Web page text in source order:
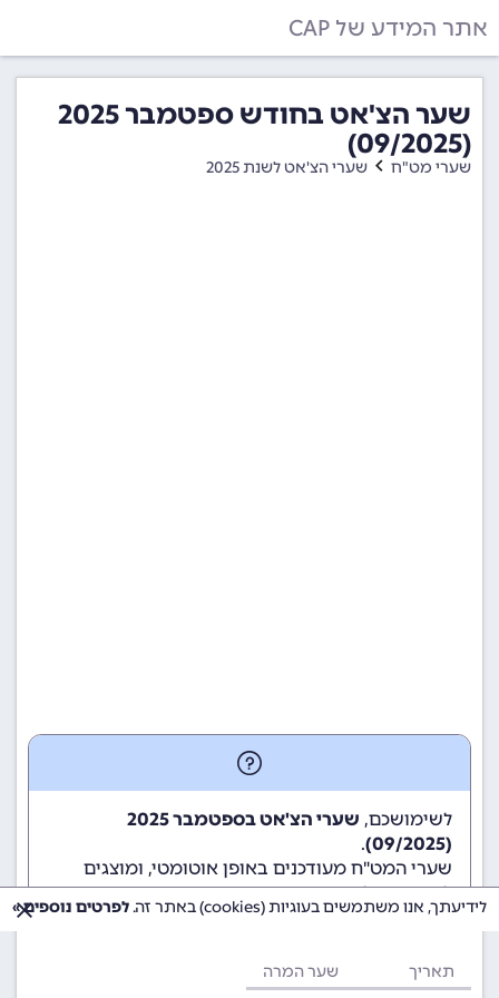
אתר המידע של CAP
שער הצ'אט בחודש ספטמבר 2025
(09/2025)
שערי מט"ח שערי הצ'אט לשנת 2025
לשימושכם,
שערי הצ'אט בספטמבר 2025
(09/2025)
.
שערי המט"ח מעודכנים באופן אוטומטי, ומוצגים
לשימוש גולשי ומשתמשי האתר.
תאריך שער המרה
לידיעתך, אנו משתמשים בעוגיות (cookies) באתר זה. לפרטים נוספים »